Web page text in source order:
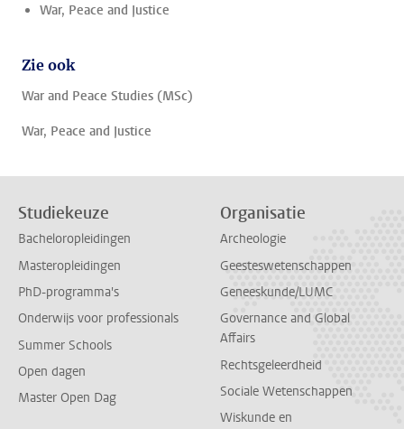
War, Peace and Justice
Zie ook
War and Peace Studies (MSc)
War, Peace and Justice
Studiekeuze
Bacheloropleidingen
Masteropleidingen
PhD-programma's
Onderwijs voor professionals
Summer Schools
Open dagen
Master Open Dag
Organisatie
Archeologie
Geesteswetenschappen
Geneeskunde/LUMC
Governance and Global
Affairs
Rechtsgeleerdheid
Sociale Wetenschappen
Wiskunde en